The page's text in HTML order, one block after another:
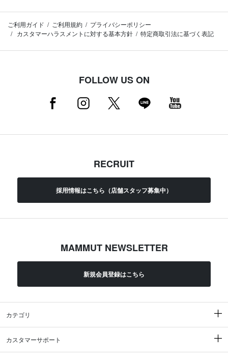
ご利用ガイド ご利用規約
プライバシーポリシー
カスタマーハラスメントに対する基本方針
特定商取引法に基づく表記
FOLLOW US ON
RECRUIT
採用情報はこちら（店舗スタッフ募集中）
MAMMUT NEWSLETTER
新規会員登録はこちら
カテゴリ
カスタマーサポート